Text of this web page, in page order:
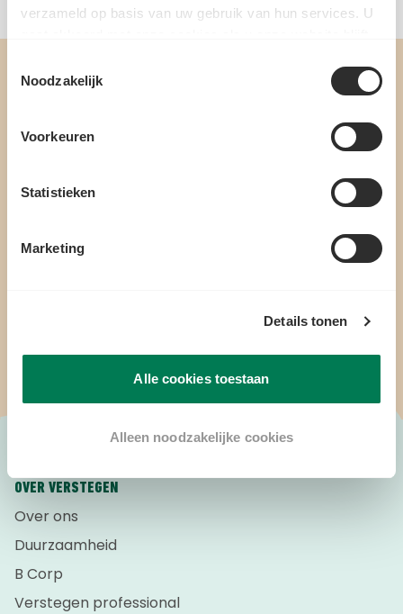
verzameld op basis van uw gebruik van hun services. U
Noodzakelijk
Voorkeuren
Statistieken
Marketing
Details tonen
Alle cookies toestaan
Alleen noodzakelijke cookies
MELD JE AAN VOOR ONZE
ONTVANG DE BESTE AANBIEDINGEN, PERSOONLIJK
OVER VERSTEGEN
Over ons
Duurzaamheid
B Corp
Verstegen professional